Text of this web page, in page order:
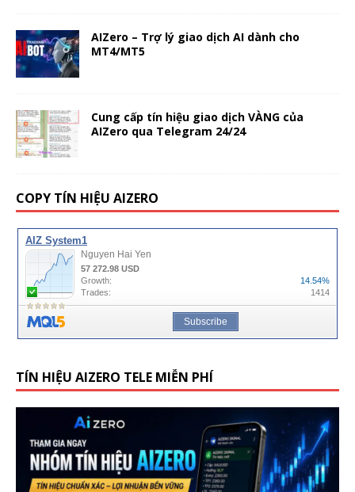
AIZero – Trợ lý giao dịch AI dành cho
MT4/MT5
Cung cấp tín hiệu giao dịch VÀNG của
AIZero qua Telegram 24/24
COPY TÍN HIỆU AIZERO
TÍN HIỆU AIZERO TELE MIỄN PHÍ